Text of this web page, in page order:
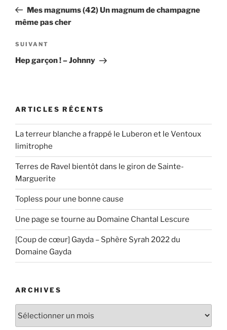
l’article
précédent
Mes magnums (42) Un magnum de champagne
même pas cher
Article
suivant
SUIVANT
Hep garçon ! – Johnny
ARTICLES RÉCENTS
La terreur blanche a frappé le Luberon et le Ventoux
limitrophe
Terres de Ravel bientôt dans le giron de Sainte-
Marguerite
Topless pour une bonne cause
Une page se tourne au Domaine Chantal Lescure
[Coup de cœur] Gayda – Sphère Syrah 2022 du
Domaine Gayda
ARCHIVES